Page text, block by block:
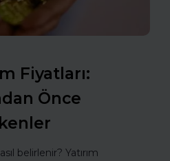
Fiyatları:
Önce
belirlenir? Yatırım